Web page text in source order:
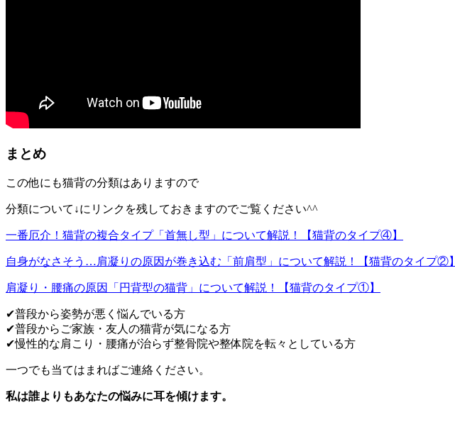
まとめ
この他にも猫背の分類はありますので
分類について↓にリンクを残しておきますのでご覧ください^^
一番厄介！猫背の複合タイプ「首無し型」について解説！【猫背のタイプ④】
自身がなさそう…肩凝りの原因が巻き込む「前肩型」について解説！【猫背のタイプ②】
肩凝り・腰痛の原因「円背型の猫背」について解説！【猫背のタイプ①】
✔普段から姿勢が悪く悩んでいる方
✔普段からご家族・友人の猫背が気になる方
✔慢性的な肩こり・腰痛が治らず整骨院や整体院を転々としている方
一つでも当てはまればご連絡ください。
私は誰よりもあなたの悩みに耳を傾けます。